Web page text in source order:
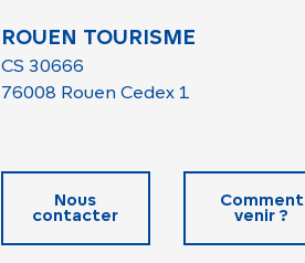
ROUEN TOURISME
CS 30666
76008 Rouen Cedex 1
Nous
contacter
Comment
venir ?